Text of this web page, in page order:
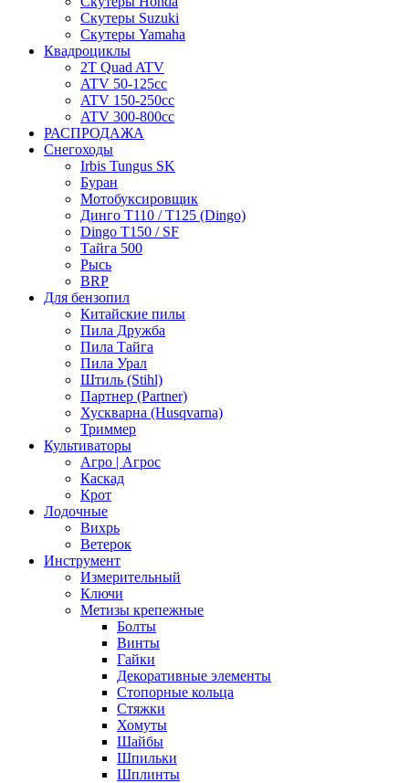
Скутеры Suzuki
Скутеры Yamaha
Квадроциклы
2T Quad ATV
ATV 50-125cc
ATV 150-250cc
ATV 300-800cc
РАСПРОДАЖА
Снегоходы
Irbis Tungus SK
Буран
Мотобуксировщик
Динго T110 / T125 (Dingo)
Dingo T150 / SF
Тайга 500
Рысь
BRP
Для бензопил
Китайские пилы
Пила Дружба
Пила Тайга
Пила Урал
Штиль (Stihl)
Партнер (Partner)
Хускварна (Husqvarna)
Триммер
Культиваторы
Агро | Агрос
Каскад
Крот
Лодочные
Вихрь
Ветерок
Инструмент
Измерительный
Ключи
Метизы крепежные
Болты
Винты
Гайки
Декоративные элементы
Стопорные кольца
Стяжки
Хомуты
Шайбы
Шпильки
Шплинты